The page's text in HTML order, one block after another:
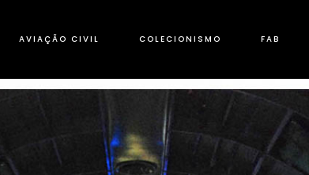
AVIAÇÃO CIVIL COLECIONISMO FAB